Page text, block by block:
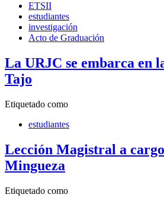
ETSII
estudiantes
investigación
Acto de Graduación
La URJC se embarca en
Tajo
Etiquetado como
estudiantes
Lección Magistral a
Mingueza
Etiquetado como